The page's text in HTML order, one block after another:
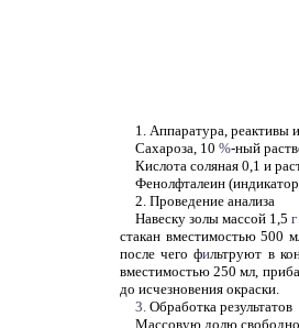
1. Аппаратура, реактивы
Сахароза, 10 %-ный
Кислота соляная 0,1 и
Фенолфталеин
2. Проведение анализа
Навеску золы массой 1,5г
стакан вместимостью 500
после чего фильтруют в
вместимостью 250 мл,
до исчезновения окраски.
3. Обработка результатов
Массовую долю